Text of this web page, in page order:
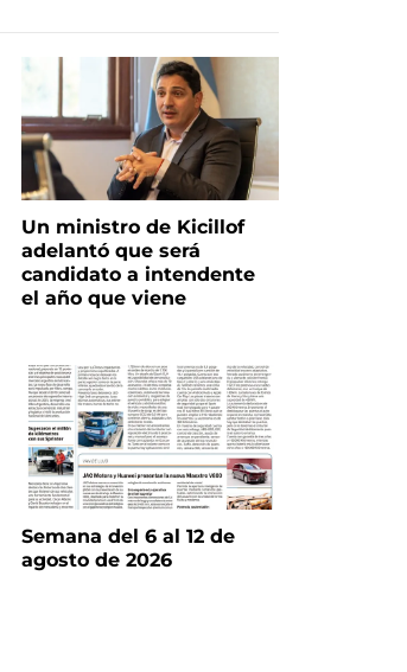
Un ministro de Kicillof
adelantó que será
candidato a intendente
el año que viene
Semana del 6 al 12 de
agosto de 2026